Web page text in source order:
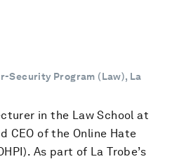
Security Program (Law), La
in the Law School at
CEO of the Online Hate
As part of La Trobe’s